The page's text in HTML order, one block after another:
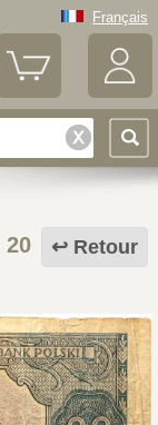
Français
Retour
20